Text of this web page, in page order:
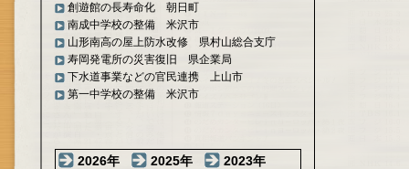
創遊館の長寿命化 朝日町
南成中学校の整備 米沢市
山形南高の屋上防水改修 県村山総合支庁
寿岡発電所の災害復旧 県企業局
下水道事業などの官民連携 上山市
第一中学校の整備 米沢市
2026年 2025年
2023年